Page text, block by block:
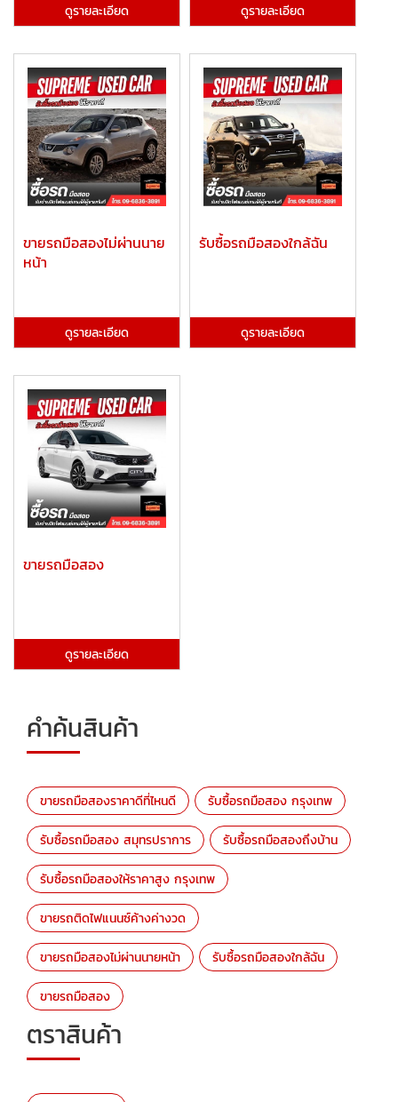
ดูรายละเอียด ดูรายละเอียด
ขายรถมือสองไม่ผ่านนาย
หน้า
ดูรายละเอียด
รับซื้อรถมือสองใกล้ฉัน
ดูรายละเอียด
ขายรถมือสอง
ดูรายละเอียด
คำค้นสินค้า
ขายรถมือสองราคาดีที่ไหนดี รับซื้อรถมือสอง กรุงเทพ
รับซื้อรถมือสอง สมุทรปราการ รับซื้อรถมือสองถึงบ้าน
รับซื้อรถมือสองให้ราคาสูง กรุงเทพ
ขายรถติดไฟแนนซ์ค้างค่างวด
ขายรถมือสองไม่ผ่านนายหน้า รับซื้อรถมือสองใกล้ฉัน
ขายรถมือสอง
ตราสินค้า